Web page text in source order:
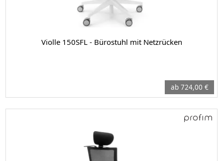
Violle 150SFL - Bürostuhl mit Netzrücken
ab 724,00 €